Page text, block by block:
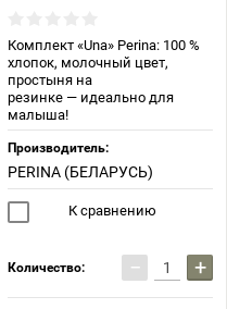
Комплект «Una» Perina: 100 %
хлопок, молочный цвет,
простыня на
резинке — идеально для
малыша!
Производитель:
PERINA (БЕЛАРУСЬ)
К сравнению
Количество: − +